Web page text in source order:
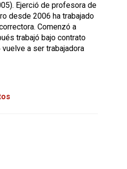
Ejerció de profesora de
desde 2006 ha trabajado
Comenzó a
trabajó bajo contrato
a ser trabajadora